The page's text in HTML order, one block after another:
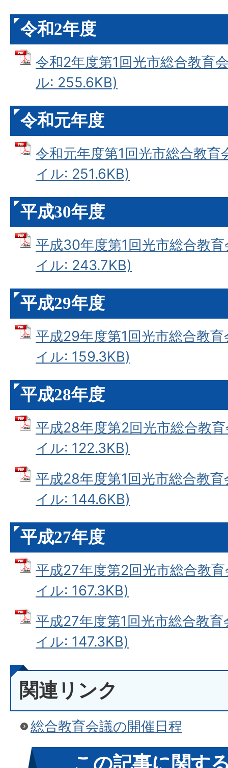
令和2年度
令和2年度第1回光市総合教育
ル: 255.6KB)
令和元年度
令和元年度第1回光市総合教
イル: 251.6KB)
平成30年度
平成30年度第1回光市総合教
イル: 243.7KB)
平成29年度
平成29年度第1回光市総合教
イル: 159.3KB)
平成28年度
平成28年度第2回光市総合教
イル: 122.3KB)
平成28年度第1回光市総合教
イル: 144.6KB)
平成27年度
平成27年度第2回光市総合教
イル: 167.3KB)
平成27年度第1回光市総合教
イル: 147.3KB)
関連リンク
総合教育会議の開催日程
この記事に関す